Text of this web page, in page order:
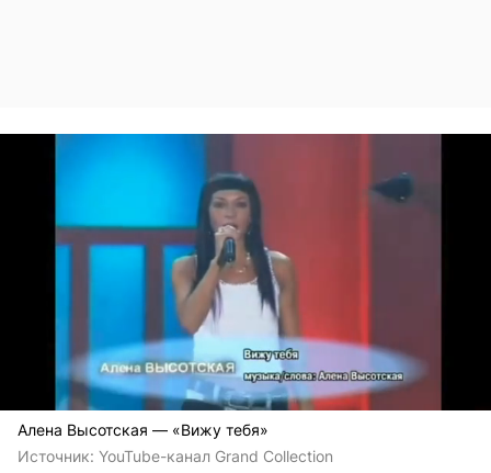
Алена Высотская — «Вижу тебя»
Источник: YouTube-канал Grand Collection